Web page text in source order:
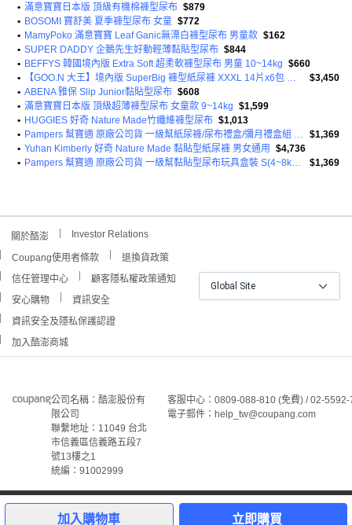
加入購物車 立即購買
• 滿意寶寶日本版 頂級有機棉褲型尿布 $879
• BOSOMI 寶舒美 夏季褲型尿布 女童 $772
• MamyPoko 滿意寶寶 Leaf Ganic無漂白褲型尿布 男童款 $162
• SUPER DADDY 企鵝先生好動輕薄黏貼型尿布 $844
• BEFFYS 韓國境內版 Extra Soft 超柔軟褲型尿布 男童 10~14kg $660
•
【GOO.N 大王】境內版 SuperBig 褲型紙尿褲 XXXL 14片x6包 小日所
$3,450
• ABENA 雅保 Slip Junior黏貼型尿布 $608
• 滿意寶寶日本版 頂級超薄褲型尿布 女童款 9~14kg $1,599
• HUGGIES 好奇 Nature Made竹纖維褲型尿布 $1,013
•
Pampers 幫寶適 原廠公司貨 一級幫紙尿褲/尿布禮盒/彌月禮盒組 黏貼型尿布 S(4~8kg) + M(6~11kg)
$1,369
• Yuhan Kimberly 好奇 Nature Made 黏貼型紙尿褲 男女通用
$4,736
•
Pampers 幫寶適 原廠公司貨 一級幫黏貼型尿布玩具盒裝 S(4~8kg) 120片 + M(6~11kg) 52片 + 嬰兒濕紙巾56張 $1,369
關於酷澎 Investor Relations
Coupang使用者條款
退換貨政策
信任管理中心
顧客隱私權政策通知
安心購物
資訊安全
資訊安全及隱私保護認證
加入酷澎商城
Global Site
公司名稱：酷澎股份有
限公司
聯繫地址：11049 台北
市信義區信義路五段7
號13樓之1
統編：91002999
客服中心：0809-088-810 (免費) / 02-
電子郵件：help_tw@coupang.com
©Coupang Taiwan Co., Ltd. 保留所有權利。
本網站上顯示的所有商標、標誌和服務標誌均為酷澎股份有
限公司和/或其在美國和其他國家/地區註冊之關聯公司之所